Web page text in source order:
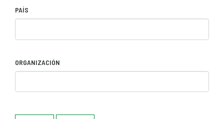
PAÍS
ORGANIZACIÓN